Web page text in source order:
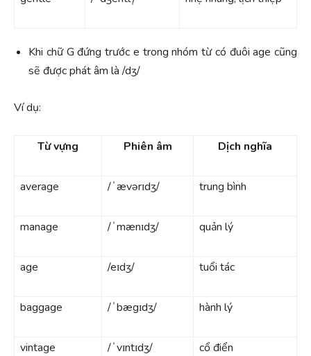
Khi chữ G đứng trước e trong nhóm từ có đuôi age cũng
sẽ được phát âm là /dʒ/
Ví dụ:
Từ vựng Phiên âm Dịch nghĩa
average /ˈævərɪdʒ/ trung bình
manage /ˈmænɪdʒ/ quản lý
age /eɪdʒ/ tuổi tác
baggage /ˈbægɪdʒ/ hành lý
vintage /ˈvɪntɪdʒ/ cổ điển